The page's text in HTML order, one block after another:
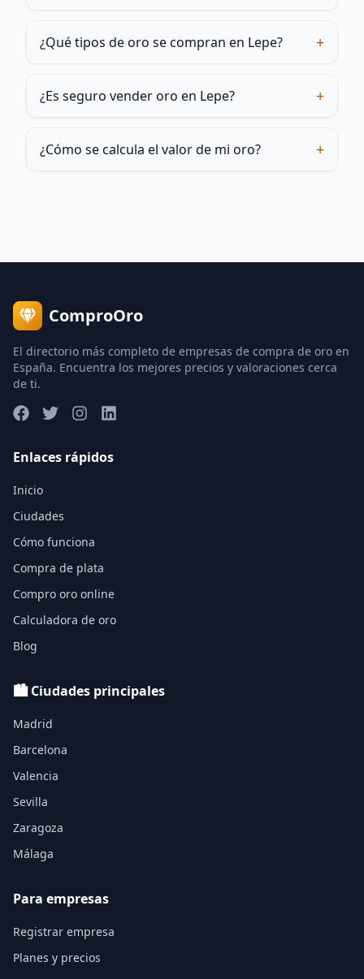
¿Qué tipos de oro se compran en Lepe? +
¿Es seguro vender oro en Lepe? +
¿Cómo se calcula el valor de mi oro? +
ComproOro
El directorio más completo de empresas de compra de oro en
España. Encuentra los mejores precios y valoraciones cerca
de ti.
Enlaces rápidos
Inicio
Ciudades
Cómo funciona
Compra de plata
Compro oro online
Calculadora de oro
Blog
🏙️ Ciudades principales
Madrid
Barcelona
Valencia
Sevilla
Zaragoza
Málaga
Para empresas
Registrar empresa
Planes y precios